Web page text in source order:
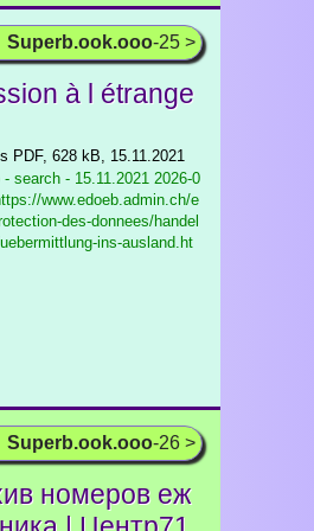
Superb.ook.ooo-25 >
à l étrange
PDF, 628 kB, 15.11.2021
search - 15.11.2021 2026-0
www.edoeb.admin.ch/e
des-donnees/handel
ins-ausland.ht
Superb.ook.ooo-26 >
номеров еж